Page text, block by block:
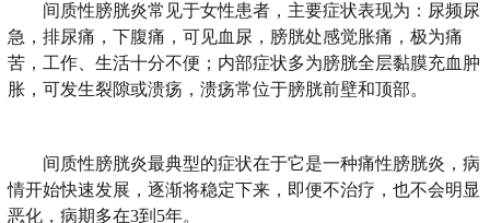
间质性膀胱炎常见于女性患者，主要症状表现为：尿频尿
急，排尿痛，下腹痛，可见血尿，膀胱处感觉胀痛，极为痛
苦，工作、生活十分不便；内部症状多为膀胱全层黏膜充血肿
胀，可发生裂隙或溃疡，溃疡常位于膀胱前壁和顶部。
间质性膀胱炎最典型的症状在于它是一种痛性膀胱炎，病
情开始快速发展，逐渐将稳定下来，即便不治疗，也不会明显
恶化，病期多在3到5年。